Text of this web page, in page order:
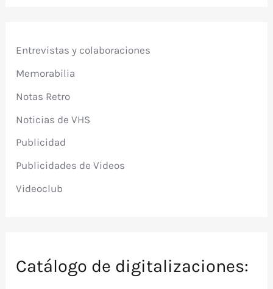
Entrevistas y colaboraciones
Memorabilia
Notas Retro
Noticias de VHS
Publicidad
Publicidades de Videos
Videoclub
Catálogo de digitalizaciones: